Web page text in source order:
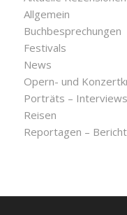
Allgemein
Buchbesprechungen
Festivals
News
Opern- und
Porträts – Interviews
Reisen
Reportagen –